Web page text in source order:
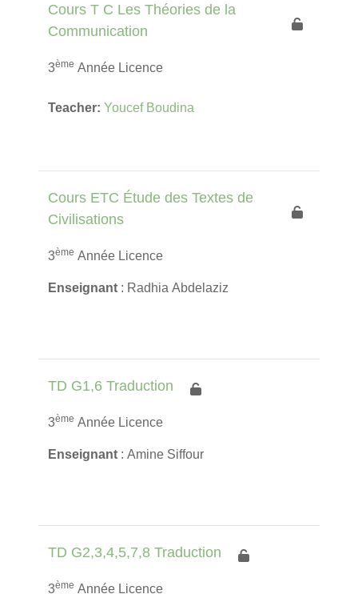
Cours T C Les Théories de la
Communication
3ème Année Licence
Teacher: Youcef Boudina
Cours ETC Étude des Textes de
Civilisations
3ème Année Licence
Enseignant : Radhia Abdelaziz
TD G1,6 Traduction
3ème Année Licence
Enseignant : Amine Siffour
TD G2,3,4,5,7,8 Traduction
3ème Année Licence